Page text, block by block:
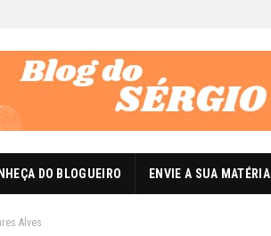
DO BLOGUEIRO ENVIE A SUA MATÉRIA
Alves